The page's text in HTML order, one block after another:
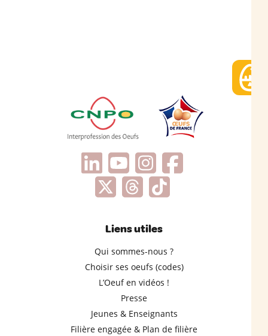
Liens utiles
Qui sommes-nous ?
Choisir ses oeufs (codes)
L’Oeuf en vidéos !
Presse
Jeunes & Enseignants
Filière engagée & Plan de filière